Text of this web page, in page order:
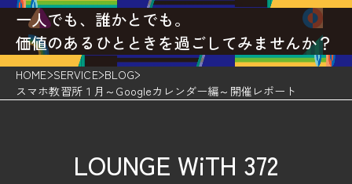
一人でも、誰かとでも。
価値のあるひとときを過ごしてみませんか？
HOME SERVICE BLOG
スマホ教習所１月～Googleカレンダー編～開催レポート
LOUNGE WiTH 372